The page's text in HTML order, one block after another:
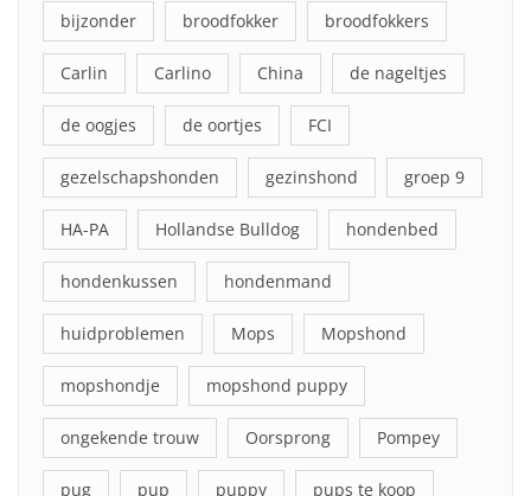
bijzonder broodfokker broodfokkers
Carlin Carlino China de nageltjes
de oogjes de oortjes FCI
gezelschapshonden gezinshond groep 9
HA-PA Hollandse Bulldog hondenbed
hondenkussen hondenmand
huidproblemen Mops Mopshond
mopshondje mopshond puppy
ongekende trouw Oorsprong Pompey
pug pup puppy pups te koop